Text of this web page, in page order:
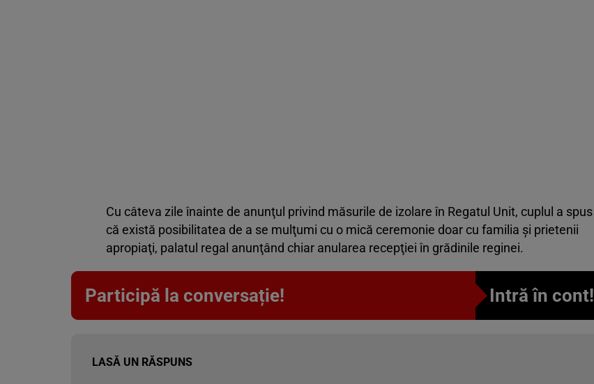
Cu câteva zile înainte de anunţul privind măsurile de izolare în Regatul Unit, cuplul a spus
că există posibilitatea de a se mulţumi cu o mică ceremonie doar cu familia şi prietenii
apropiaţi, palatul regal anunţând chiar anularea recepţiei în grădinile reginei.
Participă la conversație! Intră în cont!
LASĂ UN RĂSPUNS